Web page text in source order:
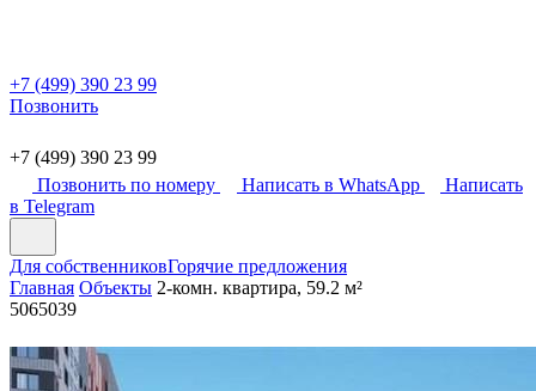
+7 (499) 390 23 99
Позвонить
+7 (499) 390 23 99
Позвонить по номеру
Написать в WhatsApp
Написать
в Telegram
Для собственниковГорячие предложения
Главная Объекты 2-комн. квартира, 59.2 м²
5065039